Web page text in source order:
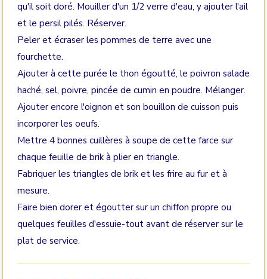
qu'il soit doré. Mouiller d'un 1/2 verre d'eau, y ajouter l'ail
et le persil pilés. Réserver.
Peler et écraser les pommes de terre avec une
fourchette.
Ajouter à cette purée le thon égoutté, le poivron salade
haché, sel, poivre, pincée de cumin en poudre. Mélanger.
Ajouter encore l'oignon et son bouillon de cuisson puis
incorporer les oeufs.
Mettre 4 bonnes cuillères à soupe de cette farce sur
chaque feuille de brik à plier en triangle.
Fabriquer les triangles de brik et les frire au fur et à
mesure.
Faire bien dorer et égoutter sur un chiffon propre ou
quelques feuilles d'essuie-tout avant de réserver sur le
plat de service.